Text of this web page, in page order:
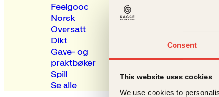
Consent
This website uses cookies
We use cookies to
Feelgood
Norsk
Oversatt
Dikt
Gave- og
praktbøker
Spill
Se alle